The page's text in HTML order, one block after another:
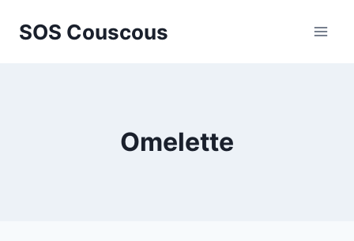
SOS Couscous
Omelette